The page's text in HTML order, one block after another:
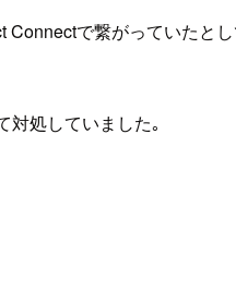
で繋がっていたと
対処していました｡